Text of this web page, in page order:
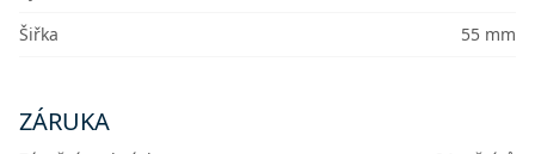
Šiřka
55 mm
ZÁRUKA